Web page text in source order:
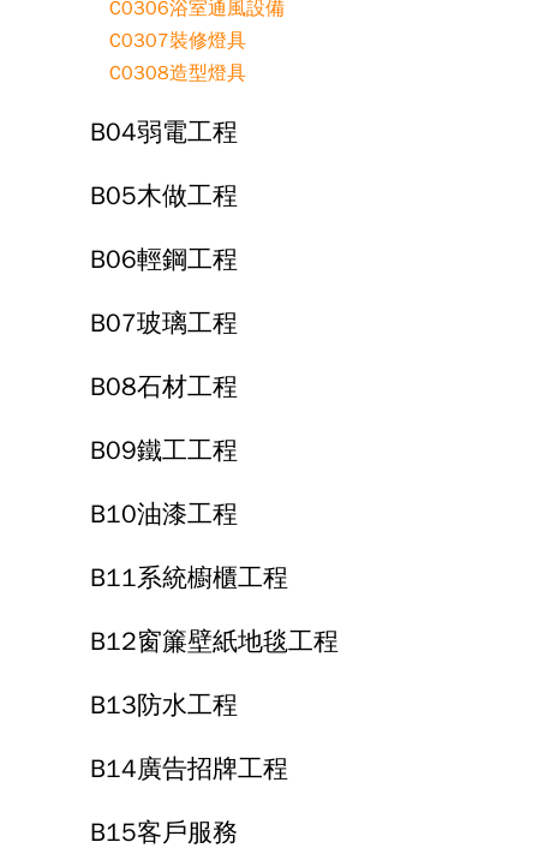
C0306浴室通風設備
C0307裝修燈具
C0308造型燈具
B04弱電工程
B05木做工程
B06輕鋼工程
B07玻璃工程
B08石材工程
B09鐵工工程
B10油漆工程
B11系統櫥櫃工程
B12窗簾壁紙地毯工程
B13防水工程
B14廣告招牌工程
B15客戶服務